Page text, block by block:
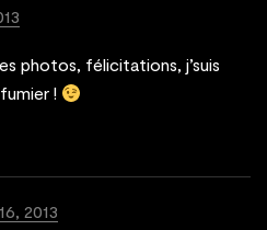
photos, félicitations, j’suis
!
2013